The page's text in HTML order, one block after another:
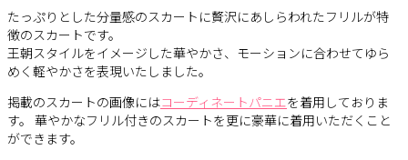
たっぷりとした分量感のスカートに贅沢にあしらわれたフリルが特
徴のスカートです。
王朝スタイルをイメージした華やかさ、モーションに合わせてゆら
めく軽やかさを表現いたしました。
掲載のスカートの画像にはコーディネートパニエを着用しておりま
す。 華やかなフリル付きのスカートを更に豪華に着用いただくこと
ができます。